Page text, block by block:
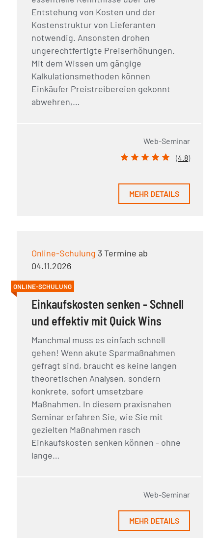
Entstehung von Kosten und der
Kostenstruktur von Lieferanten
notwendig. Ansonsten drohen
ungerechtfertigte Preiserhöhungen.
Mit dem Wissen um gängige
Kalkulationsmethoden können
Einkäufer Preistreibereien gekonnt
abwehren,…
Web-Seminar
(4.8)
MEHR DETAILS
Online-Schulung 3 Termine ab
04.11.2026
ONLINE-SCHULUNG
Einkaufskosten senken - Schnell
und effektiv mit Quick Wins
Manchmal muss es einfach schnell
gehen! Wenn akute Sparmaßnahmen
gefragt sind, braucht es keine langen
theoretischen Analysen, sondern
konkrete, sofort umsetzbare
Maßnahmen. In diesem praxisnahen
Seminar erfahren Sie, wie Sie mit
gezielten Maßnahmen rasch
Einkaufskosten senken können - ohne
lange…
Web-Seminar
MEHR DETAILS